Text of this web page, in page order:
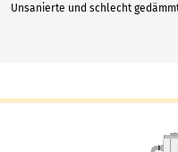
Unsanierte und schlecht